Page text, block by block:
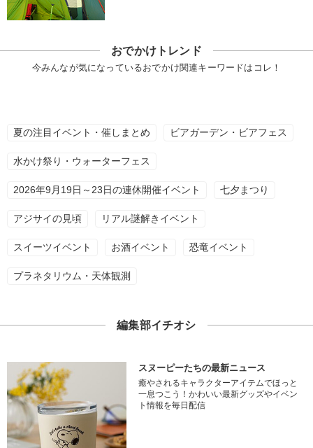
おでかけトレンド
今みんなが気になっているおでかけ関連キーワードはコレ！
夏の注目イベント・催しまとめ ビアガーデン・ビアフェス
水かけ祭り・ウォーターフェス
2026年9月19日～23日の連休開催イベント 七夕まつり
アジサイの見頃 リアル謎解きイベント
スイーツイベント お酒イベント 恐竜イベント
プラネタリウム・天体観測
編集部イチオシ
スヌーピーたちの最新ニュース
癒やされるキャラクターアイテムでほっと
一息つこう！かわいい最新グッズやイベン
ト情報を毎日配信